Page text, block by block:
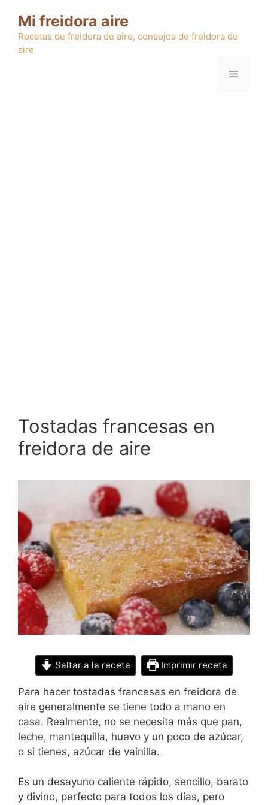
contenido
Mi freidora aire
Recetas de freidora de aire, consejos de freidora de
aire
Menú
Tostadas francesas en
freidora de aire
Saltar a la receta Imprimir receta
Para hacer tostadas francesas en freidora de
aire generalmente se tiene todo a mano en
casa. Realmente, no se necesita más que pan,
leche, mantequilla, huevo y un poco de azúcar,
o si tienes, azúcar de vainilla.
Es un desayuno caliente rápido, sencillo, barato
y divino, perfecto para todos los días, pero